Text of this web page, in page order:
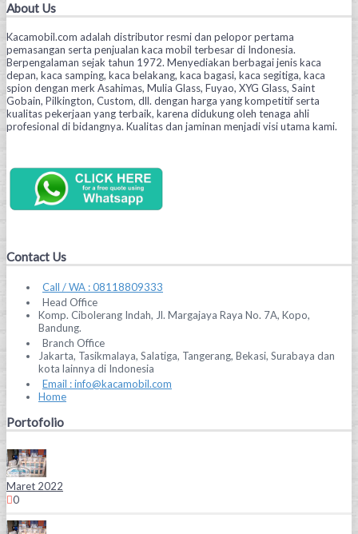
About Us
Kacamobil.com adalah distributor resmi dan pelopor pertama
pemasangan serta penjualan kaca mobil terbesar di Indonesia.
Berpengalaman sejak tahun 1972. Menyediakan berbagai jenis kaca
depan, kaca samping, kaca belakang, kaca bagasi, kaca segitiga, kaca
spion dengan merk Asahimas, Mulia Glass, Fuyao, XYG Glass, Saint
Gobain, Pilkington, Custom, dll. dengan harga yang kompetitif serta
kualitas pekerjaan yang terbaik, karena didukung oleh tenaga ahli
profesional di bidangnya. Kualitas dan jaminan menjadi visi utama kami.
Contact Us
Call / WA : 08118809333
Head Office
Komp. Cibolerang Indah, Jl. Margajaya Raya No. 7A, Kopo,
Bandung.
Branch Office
Jakarta, Tasikmalaya, Salatiga, Tangerang, Bekasi, Surabaya dan
kota lainnya di Indonesia
Email : info@kacamobil.com
Home
Portofolio
Maret 2022
0